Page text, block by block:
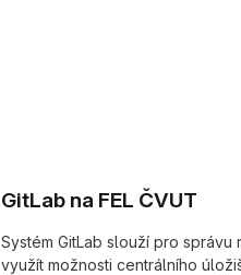
GitLab na FEL ČVUT
Systém GitLab slouží pro
využít možnosti centrálního